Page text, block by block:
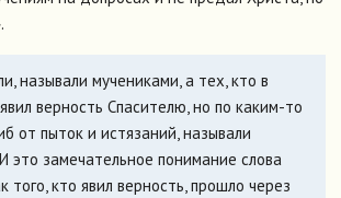
называли мучениками, а тех, кто в
верность Спасителю, но по каким-то
от пыток и истязаний, называли
это замечательное понимание слова
того, кто явил верность, прошло через